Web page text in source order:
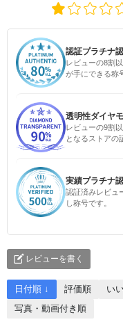
認証プラチナ
レビューの8割
が手にできる称
透明性ダイヤ
レビューの9割
となるストアの
実績プラチナ
認証済みレビュ
し称号です。
レビューを書く
日付順 ↓ 評価順 い
写真・動画付き順